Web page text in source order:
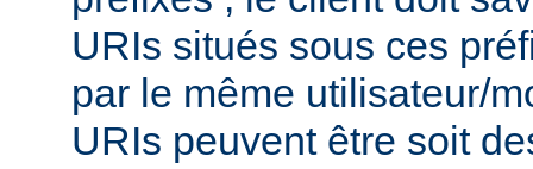
URIs situés sous ces
par le même utilisateur/
URIs peuvent être soit